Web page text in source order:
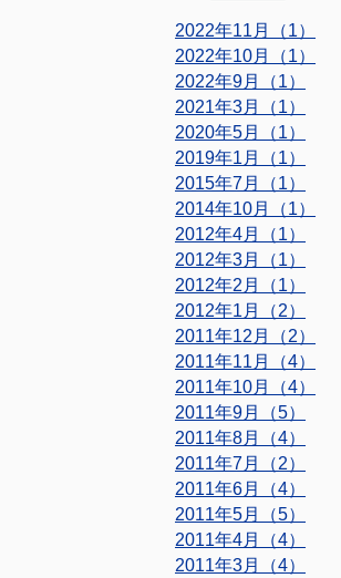
2022年11月（1）
2022年10月（1）
2022年9月（1）
2021年3月（1）
2020年5月（1）
2019年1月（1）
2015年7月（1）
2014年10月（1）
2012年4月（1）
2012年3月（1）
2012年2月（1）
2012年1月（2）
2011年12月（2）
2011年11月（4）
2011年10月（4）
2011年9月（5）
2011年8月（4）
2011年7月（2）
2011年6月（4）
2011年5月（5）
2011年4月（4）
2011年3月（4）